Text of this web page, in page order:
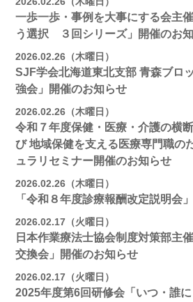
一歩一歩・事例を大事にする会主
う選択 ３回シリーズ」開催のお
2026.02.26（木曜日）
SJF学会北海道東北支部 ⻘森ブロ
強会」開催のお知らせ
2026.02.26（木曜日）
令和７年度保健・医療・介護の横
び 地域保健を支える医療専門職の
ュラリセミナー開催のお知らせ
2026.02.26（木曜日）
「令和８年度診療報酬改定説明会
2026.02.17（火曜日）
日本作業療法士協会制度対策部主
交換会」開催のお知らせ
2026.02.17（火曜日）
2025年度第6回研修会「いつ・誰